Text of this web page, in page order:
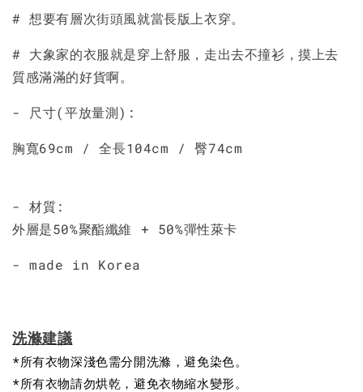
# 想要有層次街頭風就當長版上衣穿。
# 大象家的衣服就是穿上舒服，走出去不撞衫，摸上去
質感滿滿的好貨啊。
- 尺寸(平放量測):
胸寬69cm / 全長104cm / 臀74cm
- 材質:
外層是50%聚酯纖維 + 50%彈性萊卡
- made in Korea
洗滌建議
*所有衣物深淺色需分開洗滌，避免染色。
*所有衣物請勿烘乾，避免衣物縮水變形。